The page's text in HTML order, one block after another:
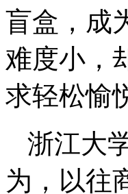
盲盒，成
难度小，
求轻松愉
浙江大
为，以往